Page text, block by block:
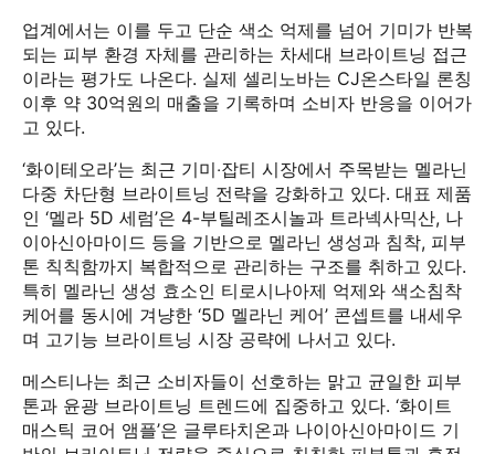
업계에서는 이를 두고 단순 색소 억제를 넘어 기미가 반복
되는 피부 환경 자체를 관리하는 차세대 브라이트닝 접근
이라는 평가도 나온다. 실제 셀리노바는 CJ온스타일 론칭
이후 약 30억원의 매출을 기록하며 소비자 반응을 이어가
고 있다.
‘화이테오라’는 최근 기미‧잡티 시장에서 주목받는 멜라닌
다중 차단형 브라이트닝 전략을 강화하고 있다. 대표 제품
인 ‘멜라 5D 세럼’은 4-부틸레조시놀과 트라넥사믹산, 나
이아신아마이드 등을 기반으로 멜라닌 생성과 침착, 피부
톤 칙칙함까지 복합적으로 관리하는 구조를 취하고 있다.
특히 멜라닌 생성 효소인 티로시나아제 억제와 색소침착
케어를 동시에 겨냥한 ‘5D 멜라닌 케어’ 콘셉트를 내세우
며 고기능 브라이트닝 시장 공략에 나서고 있다.
메스티나는 최근 소비자들이 선호하는 맑고 균일한 피부
톤과 윤광 브라이트닝 트렌드에 집중하고 있다. ‘화이트
매스틱 코어 앰플’은 글루타치온과 나이아신아마이드 기